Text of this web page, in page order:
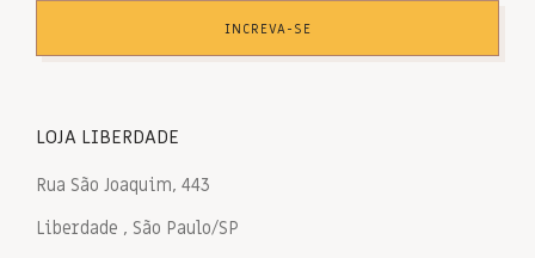
INCREVA-SE
LOJA LIBERDADE
Rua São Joaquim, 443
Liberdade , São Paulo/SP